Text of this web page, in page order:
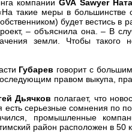
компанииGVA Sawyer
такие меры в большинстве
будет вестись в
– объяснила она. – В
земли. Чтобы
Губарев говорит с
правом выкупа,
Дьячков полагает, что
серьезные сомнения по
промышленные
район расположен в 50